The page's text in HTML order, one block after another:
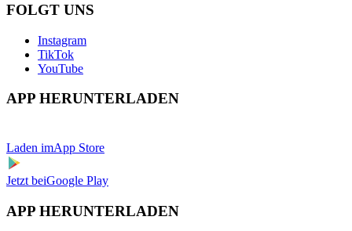
FOLGT UNS
Instagram
TikTok
YouTube
APP HERUNTERLADEN
Laden imApp Store
Jetzt beiGoogle Play
APP HERUNTERLADEN